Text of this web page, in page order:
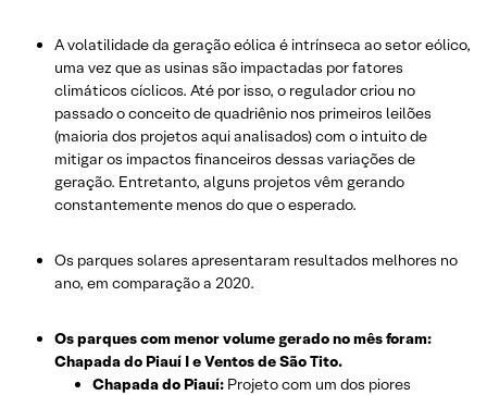
A volatilidade da geração eólica é intrínseca ao setor eólico,
uma vez que as usinas são impactadas por fatores
climáticos cíclicos. Até por isso, o regulador criou no
passado o conceito de quadriênio nos primeiros leilões
(maioria dos projetos aqui analisados) com o intuito de
mitigar os impactos financeiros dessas variações de
geração. Entretanto, alguns projetos vêm gerando
constantemente menos do que o esperado.
Os parques solares apresentaram resultados melhores no
ano, em comparação a 2020.
Os parques com menor volume gerado no mês foram:
Chapada do Piauí I e Ventos de São Tito.
Chapada do Piauí: Projeto com um dos piores